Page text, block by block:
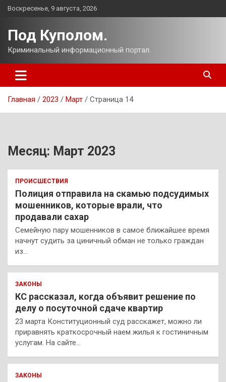
Перейти
Воскресенье, 9 августа, 2026
Под Куполом.
Криминальный информационный портал.
Главная 2023 Март Страница 14
Месяц: Март 2023
ПРОИСШЕСТВИЯ
Полиция отправила на скамью подсудимых
мошенников, которые врали, что
продавали сахар
Семейную пару мошенников в самое ближайшее время
начнут судить за циничный обман не только граждан
из…
ЗАКОНЫ
КС рассказал, когда объявит решение по
делу о посуточной сдаче квартир
23 марта Конституционный суд расскажет, можно ли
приравнять краткосрочный наем жилья к гостиничным
услугам. На сайте…
ЗАКОНЫ